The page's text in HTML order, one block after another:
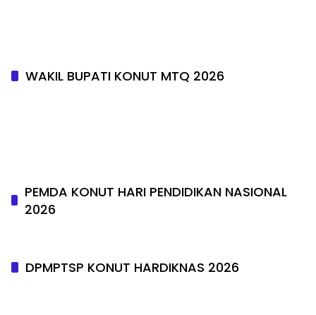
WAKIL BUPATI KONUT MTQ 2026
PEMDA KONUT HARI PENDIDIKAN NASIONAL
2026
DPMPTSP KONUT HARDIKNAS 2026